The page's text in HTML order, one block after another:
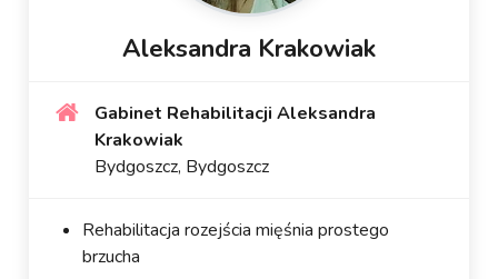
Aleksandra Krakowiak
Gabinet Rehabilitacji Aleksandra
Krakowiak
Bydgoszcz, Bydgoszcz
Rehabilitacja rozejścia mięśnia prostego
brzucha